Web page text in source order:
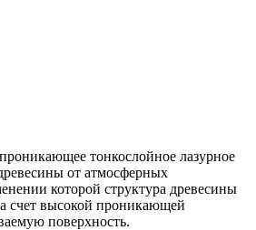
тонкослойное лазурное
от атмосферных
которой структура древесины
счет высокой проникающей
поверхность.